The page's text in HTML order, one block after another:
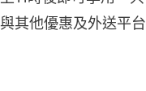
其他優惠及外送平台